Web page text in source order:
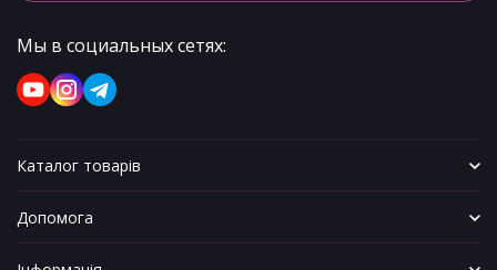
Мы в социальных сетях:
Каталог товарів
Допомога